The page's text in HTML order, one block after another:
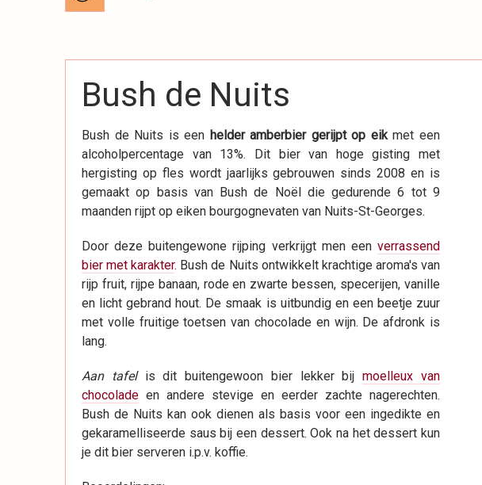
Bush de Nuits
Bush de Nuits is een helder amberbier gerijpt op eikmet een
alcoholpercentage van 13%. Dit bier van hoge gisting met
hergisting op fles wordt jaarlijks gebrouwen sinds 2008 en is
gemaakt op basis van Bush de Noël die gedurende 6 tot 9
maanden rijpt op eiken bourgognevaten van Nuits-St-Georges.
Door deze buitengewone rijping verkrijgt men een verrassend
bier met karakter. Bush de Nuits ontwikkelt krachtige aroma's van
rijp fruit, rijpe banaan, rode en zwarte bessen, specerijen, vanille
en licht gebrand hout. De smaak is uitbundig en een beetje zuur
met volle fruitige toetsen van chocolade en wijn. De afdronk is
lang.
Aan tafelis dit buitengewoon bier lekker bijmoelleux van
chocolade en andere stevige en eerder zachte nagerechten.
Bush de Nuits kan ook dienen als basis voor een ingedikte en
gekaramelliseerde saus bij een dessert. Ook na het dessert kun
je dit bier serveren i.p.v. koffie.